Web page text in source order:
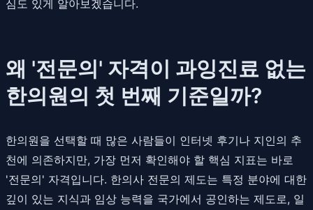
심도 있게 알아보겠습니다.
왜 '전문의' 자격이 과잉진료 없는
한의원의 첫 번째 기준일까?
한의원을 선택할 때 많은 사람들이 인터넷 후기나 지인의 추
천에 의존하지만, 가장 먼저 확인해야 할 핵심 지표는 바로
'전문의' 자격입니다. 한의사 전문의 제도는 특정 분야에 대한
깊이 있는 지식과 임상 능력을 국가에서 공인하는 제도로, 일